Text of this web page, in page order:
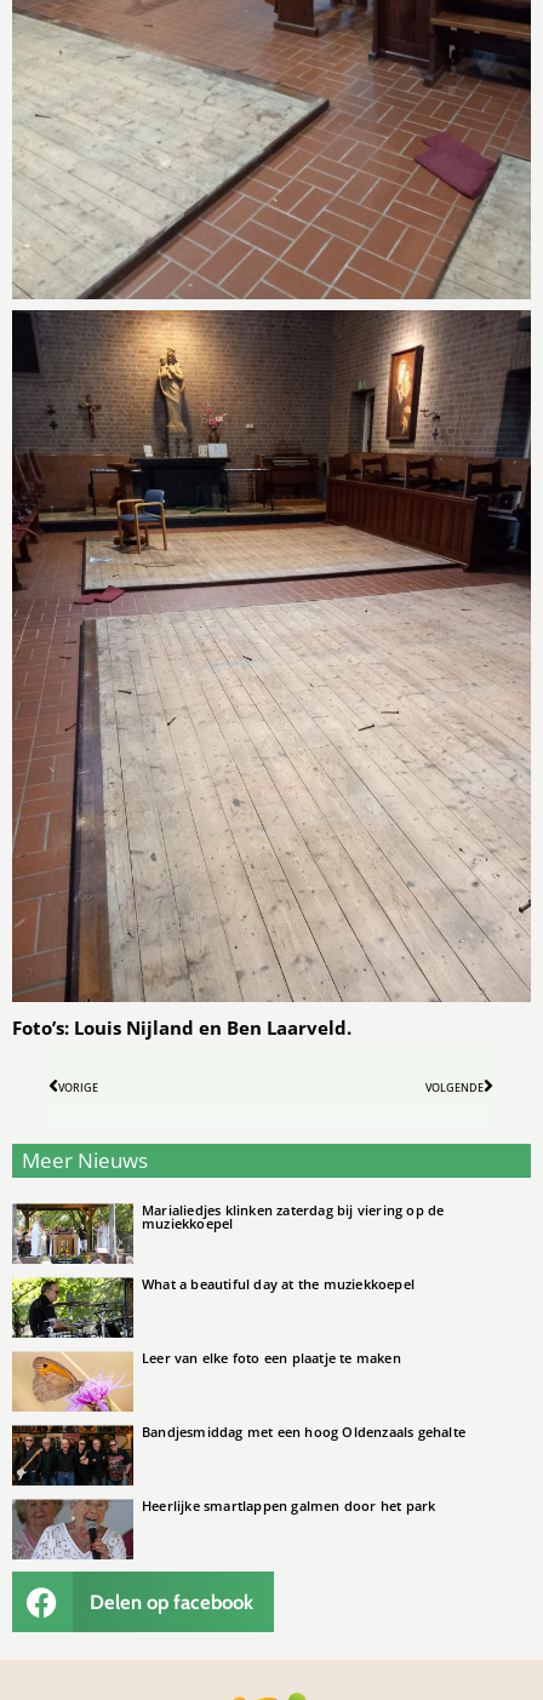
Foto’s: Louis Nijland en Ben Laarveld.
VORIGE VOLGENDE
Meer Nieuws
Marialiedjes klinken zaterdag bij viering op de
muziekkoepel
What a beautiful day at the muziekkoepel
Leer van elke foto een plaatje te maken
Bandjesmiddag met een hoog Oldenzaals gehalte
Heerlijke smartlappen galmen door het park
Delen op facebook